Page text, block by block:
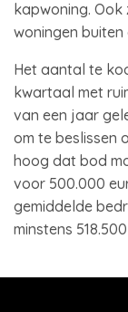
kapwoning.
woningen buiten
Het aantal te
kwartaal met
van een jaar
om te beslissen
hoog dat bod
voor 500.000
gemiddelde
minstens